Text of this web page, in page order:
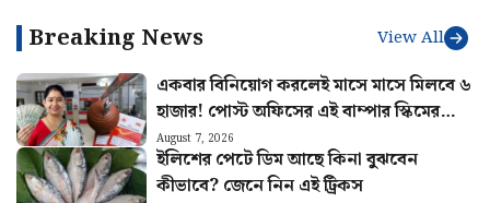
Breaking News View All
একবার বিনিয়োগ করলেই মাসে মাসে মিলবে ৬
হাজার! পোস্ট অফিসের এই বাম্পার স্কিমের
হিসাব বুঝুন
August 7, 2026
ইলিশের পেটে ডিম আছে কিনা বুঝবেন
কীভাবে? জেনে নিন এই ট্রিকস